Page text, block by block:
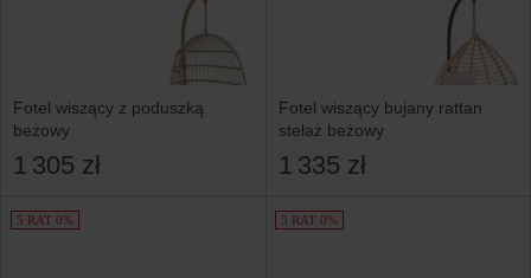
Fotel wiszący z poduszką
beżowy
1 305 zł
Fotel wiszący bujany rattan
stelaż beżowy
1 335 zł
5 RAT 0% 5 RAT 0%